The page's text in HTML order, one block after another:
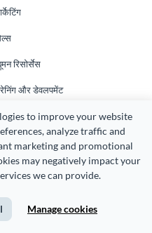
to improve your website
analyze traffic and
marketing and promotional
may negatively impact your
we can provide.
Manage cookies
रिसोर्सेस
और डेवलपमेंट
लाभकारी